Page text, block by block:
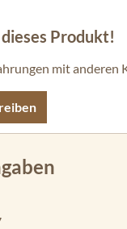
von 0 von 5
Produkt!
mit anderen